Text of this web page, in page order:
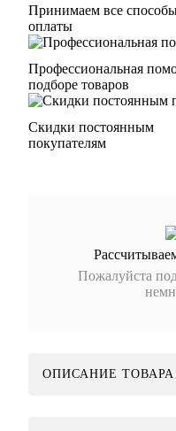
Принимаем все
оплаты
Профессиональная
подборе товаров
Скидки постоянным
покупателям
Пожалуйста
ОПИСАНИЕ ТОВАРА